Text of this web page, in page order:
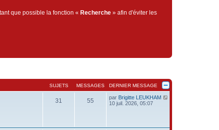
que possible la fonction « Recherche » afin d'éviter les
SUJETS MESSAGES DERNIER MESSAGE
31 55 par Brigitte LEUKHAM
10 juil. 2026, 05:07